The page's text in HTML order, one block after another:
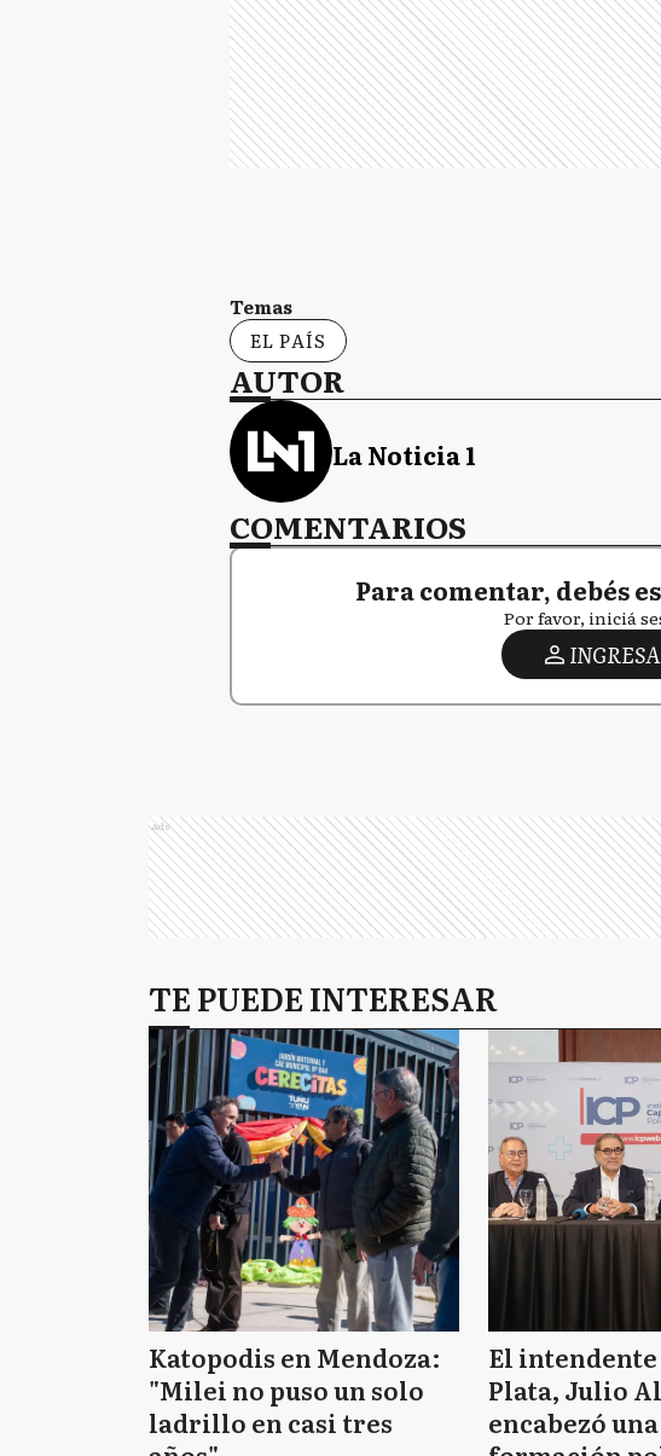
Temas
EL PAÍS
AUTOR
La Noticia 1
COMENTARIOS
Para comentar, debés
Por favor, iniciá
INGRESA
Ads
TE PUEDE INTERESAR
Katopodis en Mendoza:
"Milei no puso un solo
ladrillo en casi tres
El intendente
Plata, Julio
encabezó